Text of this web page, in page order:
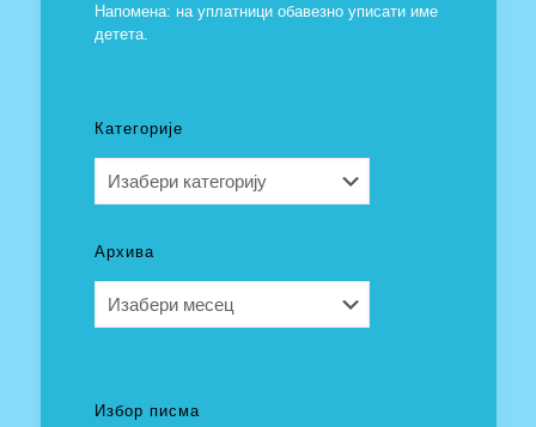
Напомена: на уплатници обавезно уписати име
детета.
Категорије
Архива
Избор писма